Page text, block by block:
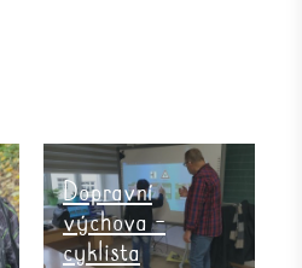
Dopravní
výchova -
cyklista